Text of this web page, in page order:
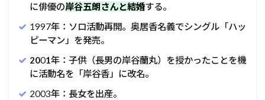
に俳優の岸谷五朗さんと結婚する。
1997年：ソロ活動再開。奥居香名義でシングル「ハッ
ピーマン」を発売。
2001年：子供（長男の岸谷蘭丸）を授かったことを機
に活動名を「岸谷香」に改名。
2003年：長女を出産。